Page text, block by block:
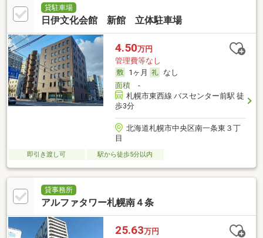
貸駐車場
日伊文化会館 新館 立体駐車場
4.50万円
管理費等なし
1ヶ月
なし
面積-
札幌市東西線 バスセンター前駅 徒
歩3分
北海道札幌市中央区南一条東３丁
目
即引き渡し可 駅から徒歩5分以内
貸事務所
アルファタワー札幌南４条
25.63万円